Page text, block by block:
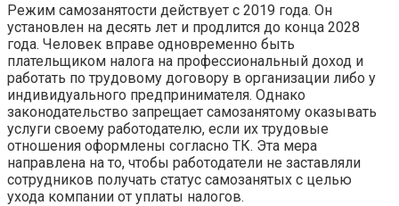
Режим самозанятости действует с 2019 года. Он
установлен на десять лет и продлится до конца 2028
года. Человек вправе одновременно быть
плательщиком налога на профессиональный доход и
работать по трудовому договору в организации либо у
индивидуального предпринимателя. Однако
законодательство запрещает самозанятому оказывать
услуги своему работодателю, если их трудовые
отношения оформлены согласно ТК. Эта мера
направлена на то, чтобы работодатели не заставляли
сотрудников получать статус самозанятых с целью
ухода компании от уплаты налогов.